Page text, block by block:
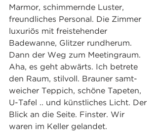
Marmor, schimmernde Luster,
freundliches Personal. Die Zimmer
luxuriös mit freistehender
Badewanne, Glitzer rundherum.
Dann der Weg zum Meetingraum.
Aha, es geht abwärts. Ich betrete
den Raum, stilvoll. Brauner samt-
weicher Teppich, schöne Tapeten,
U-Tafel .. und künstliches Licht. Der
Blick an die Seite. Finster. Wir
waren im Keller gelandet.